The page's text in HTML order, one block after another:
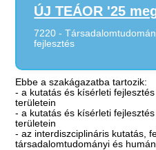
ÚJ TEÁOR '25
7220 -
fejlesztés
Ebbe a szakágazatba tartozik:
- a kutatás és kísérleti
területein
- a kutatás és kísérleti
területein
- az interdiszciplináris kutatás,
társadalomtudományi és